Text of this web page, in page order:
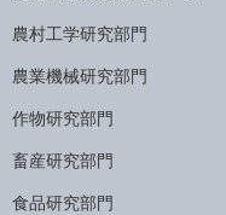
農村工学研究部門
農業機械研究部門
作物研究部門
畜産研究部門
食品研究部門